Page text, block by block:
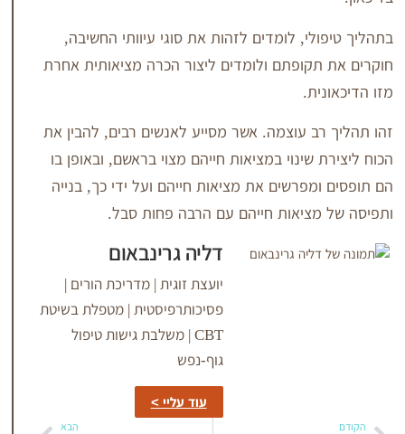
לומדים לזהות את סוגי עיוותי החשיבה,
ולומדים ליצור הכרה מציאותית אחרת
עוצמה. אשר מסייע לאנשים רבים, להבין את
במציאות חייהם מצוי בראשם, ובאופן בו
את מציאות חייהם ועל ידי כך, בנייה
חייהם עם הרבה פחות סבל.
דליה גרינבאום
יועצת זוגית | מדריכת הורים |
פסיכותרפיסטית | מטפלת בשיטת
CBT | משלבת גישות טיפול